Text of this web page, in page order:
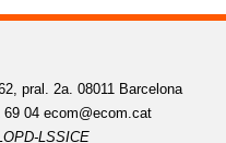
pral. 2a. 08011 Barcelona
69 04 ecom@ecom.cat
LSSICE